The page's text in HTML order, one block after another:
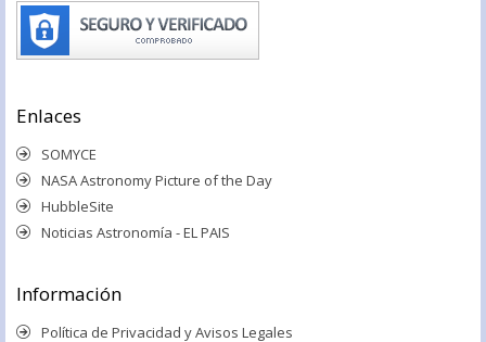
Enlaces
SOMYCE
NASA Astronomy Picture of the Day
HubbleSite
Noticias Astronomía - EL PAIS
Información
Política de Privacidad y Avisos Legales